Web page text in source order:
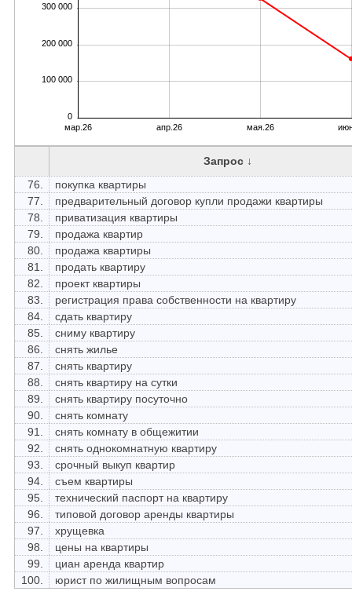
0
100 000
200 000
300 000
мар.26 апр.26 мая.26
Запрос ↓
76.
покупка квартиры
77.
предварительный договор купли продажи квартиры
78.
приватизация квартиры
79.
продажа квартир
80.
продажа квартиры
81.
продать квартиру
82.
проект квартиры
83.
регистрация права собственности на квартиру
84.
сдать квартиру
85.
сниму квартиру
86.
снять жилье
87.
снять квартиру
88.
снять квартиру на сутки
89.
снять квартиру посуточно
90.
снять комнату
91.
снять комнату в общежитии
92.
снять однокомнатную квартиру
93.
срочный выкуп квартир
94.
съем квартиры
95.
технический паспорт на квартиру
96.
типовой договор аренды квартиры
97.
хрущевка
98.
цены на квартиры
99.
циан аренда квартир
100.
юрист по жилищным вопросам